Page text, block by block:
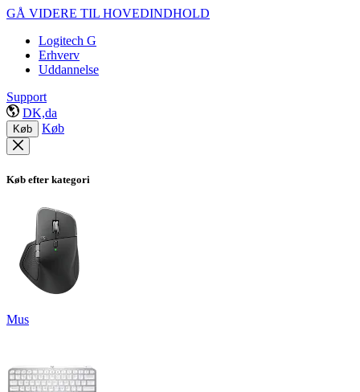
GÅ VIDERE TIL HOVEDINDHOLD
Logitech G
Erhverv
Uddannelse
Support
DK,da
Køb Køb
Køb efter kategori
Mus